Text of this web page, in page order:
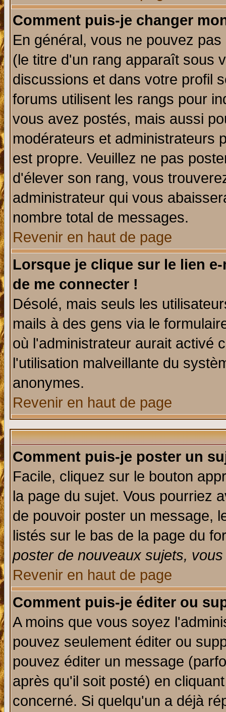
Comment puis-je changer
En général, vous ne pouvez
(le titre d'un rang apparaît sous
discussions et dans votre profil
forums utilisent les rangs pour
vous avez postés, mais aussi
modérateurs et administrateurs
est propre. Veuillez ne pas
d'élever son rang, vous
administrateur qui vous
nombre total de messages.
Revenir en haut de page
Lorsque je clique sur le lien
de me connecter !
Désolé, mais seuls les
mails à des gens via le
où l'administrateur aurait activé
l'utilisation malveillante du
anonymes.
Revenir en haut de page
Comment puis-je poster un
Facile, cliquez sur le bouton
la page du sujet. Vous pourriez
de pouvoir poster un message,
listés sur le bas de la page du
poster de nouveaux sujets,
Revenir en haut de page
Comment puis-je éditer ou
A moins que vous soyez
pouvez seulement éditer ou
pouvez éditer un message
après qu'il soit posté) en
concerné. Si quelqu'un a déjà